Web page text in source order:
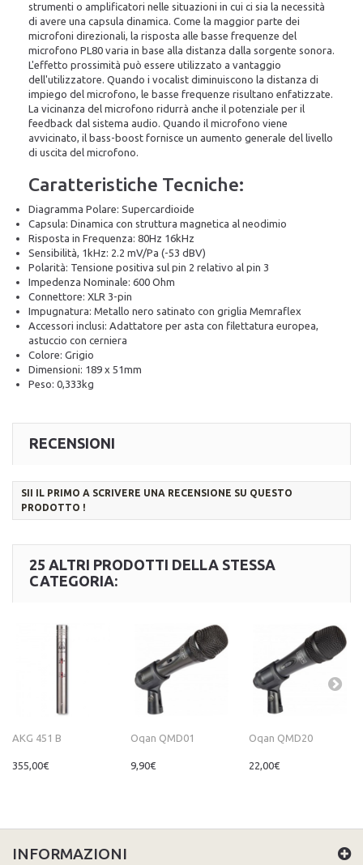
strumenti o amplificatori nelle situazioni in cui ci sia la necessità
di avere una capsula dinamica. Come la maggior parte dei
microfoni direzionali, la risposta alle basse frequenze del
microfono PL80 varia in base alla distanza dalla sorgente sonora.
L'effetto prossimità può essere utilizzato a vantaggio
dell'utilizzatore. Quando i vocalist diminuiscono la distanza di
impiego del microfono, le basse frequenze risultano enfatizzate.
La vicinanza del microfono ridurrà anche il potenziale per il
feedback dal sistema audio. Quando il microfono viene
avvicinato, il bass-boost fornisce un aumento generale del livello
di uscita del microfono.
Caratteristiche Tecniche:
Diagramma Polare: Supercardioide
Capsula: Dinamica con struttura magnetica al neodimio
Risposta in Frequenza: 80Hz 16kHz
Sensibilità, 1kHz: 2.2 mV/Pa (-53 dBV)
Polarità: Tensione positiva sul pin 2 relativo al pin 3
Impedenza Nominale: 600 Ohm
Connettore: XLR 3-pin
Impugnatura: Metallo nero satinato con griglia Memraflex
Accessori inclusi: Adattatore per asta con filettatura europea,
astuccio con cerniera
Colore: Grigio
Dimensioni: 189 x 51mm
Peso: 0,333kg
RECENSIONI
SII IL PRIMO A SCRIVERE UNA RECENSIONE SU QUESTO
PRODOTTO !
25 ALTRI PRODOTTI DELLA STESSA
CATEGORIA:
AKG 451 B
355,00€
Oqan QMD01
9,90€
Oqan QMD20
22,00€
INFORMAZIONI